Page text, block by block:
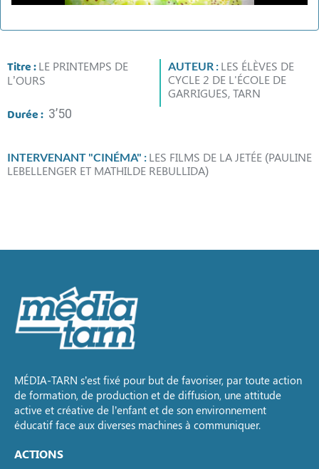
Titre :LE PRINTEMPS DE
L’OURS
AUTEUR : LES ÉLÈVES DE
CYCLE 2 DE L'ÉCOLE DE
GARRIGUES, TARN
Durée : 3’50
INTERVENANT "CINÉMA" : LES FILMS DE LA JETÉE (PAULINE
LEBELLENGER ET MATHILDE REBULLIDA)
MÉDIA-TARN s’est fixé pour but de favoriser, par toute action
de formation, de production et de diffusion, une attitude
active et créative de l’enfant et de son environnement
éducatif face aux diverses machines à communiquer.
ACTIONS